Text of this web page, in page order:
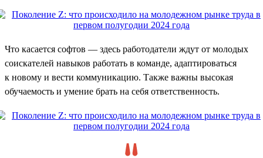
Что касается софтов — здесь работодатели ждут от молодых
соискателей навыков работать в команде, адаптироваться
к новому и вести коммуникацию. Также важны высокая
обучаемость и умение брать на себя ответственность.